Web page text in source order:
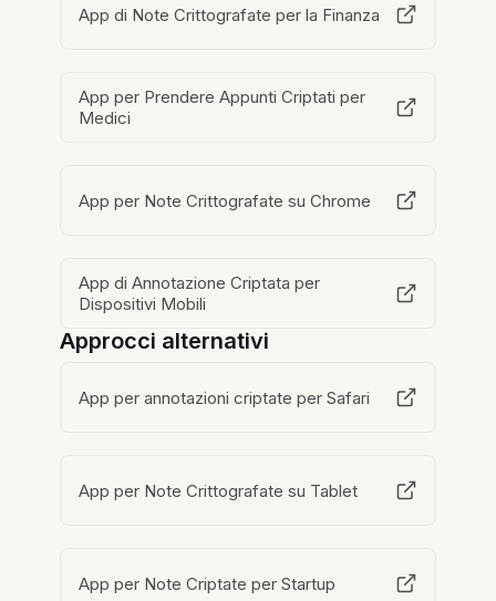
App di Note Crittografate per la Finanza
App per Prendere Appunti Criptati per
Medici
App per Note Crittografate su Chrome
App di Annotazione Criptata per
Dispositivi Mobili
Approcci alternativi
App per annotazioni criptate per Safari
App per Note Crittografate su Tablet
App per Note Criptate per Startup